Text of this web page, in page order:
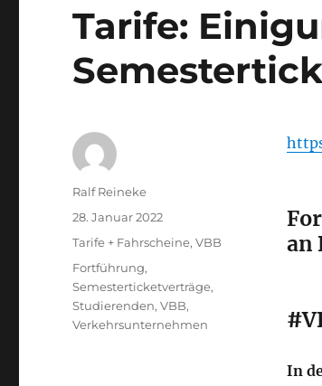
Tarife:
an
#
In
Autor
Ralf Reineke
Veröffentlicht
am
28. Januar 2022
Kategorien
Tarife + Fahrscheine,VBB
Schlagwörter
Fortführung,
Semesterticketverträge,
Studierenden,VBB,
Verkehrsunternehmen